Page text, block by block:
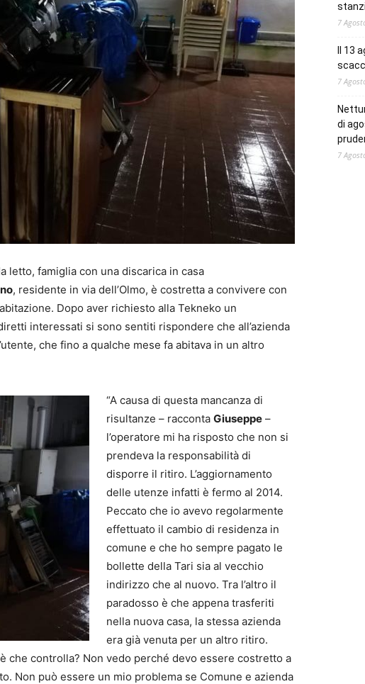
letto, famiglia con una discarica in casa
, residente in via dell’Olmo, è costretta a convivere con
Dopo aver richiesto alla Tekneko un
interessati si sono sentiti rispondere che all’azienda
che fino a qualche mese fa abitava in un altro
“A causa di questa mancanza di
risultanze – racconta Giuseppe –
l’operatore mi ha risposto che non si
prendeva la responsabilità di
disporre il ritiro. L’aggiornamento
delle utenze infatti è fermo al 2014.
Peccato che io avevo regolarmente
effettuato il cambio di residenza in
comune e che ho sempre pagato le
bollette della Tari sia al vecchio
indirizzo che al nuovo. Tra l’altro il
paradosso è che appena trasferiti
nella nuova casa, la stessa azienda
era già venuta per un altro ritiro.
che controlla? Non vedo perché devo essere costretto a
Non può essere un mio problema se Comune e azienda
7
Il 13
7
di
7